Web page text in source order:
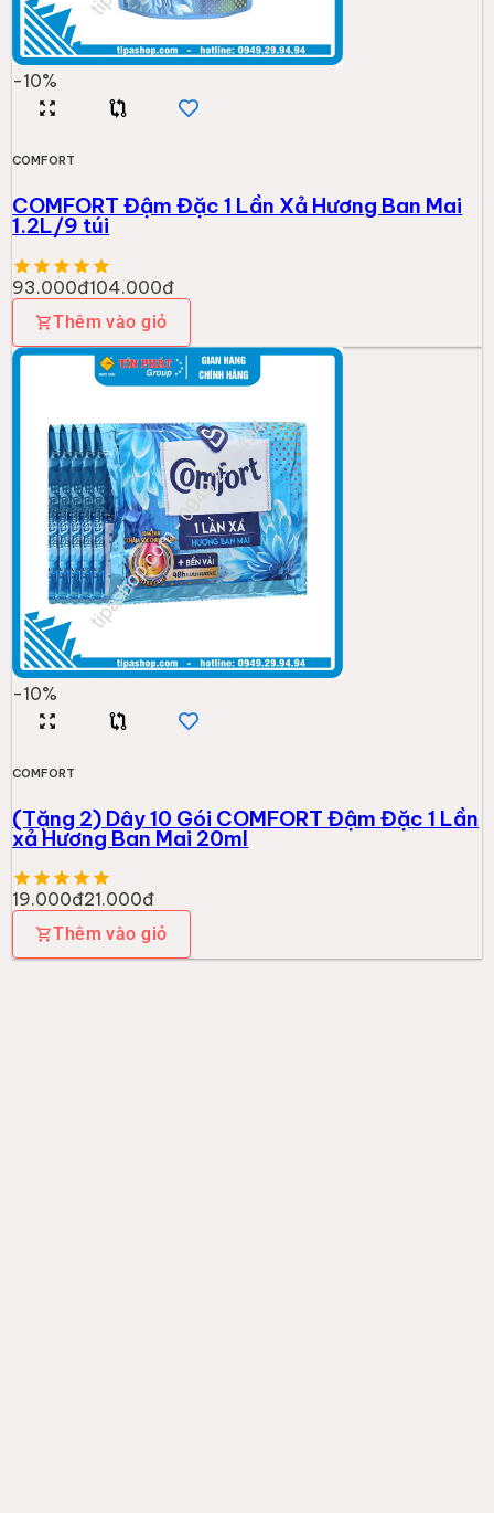
-10%
COMFORT
COMFORT Đậm Đặc 1 Lần Xả Hương Ban Mai
1.2L/9 túi
93.000đ104.000đ
Thêm vào giỏ
-10%
COMFORT
(Tặng 2) Dây 10 Gói COMFORT Đậm Đặc 1 Lần
xả Hương Ban Mai 20ml
19.000đ21.000đ
Thêm vào giỏ